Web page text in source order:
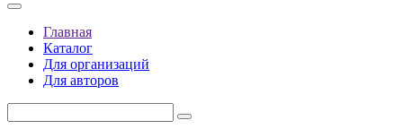
Главная
Каталог
Для организаций
Для авторов